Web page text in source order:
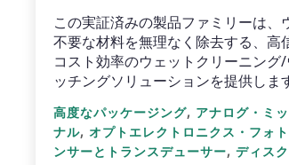
この実証済みの製品ファミリーは、
不要な材料を無理なく除去する、高
コスト効率のウェットクリーニング
ッチングソリューションを提供しま
高度なパッケージング, アナログ・ミ
ナル,オプトエレクトロニクス・フォ
ンサーとトランスデューサー,ディス